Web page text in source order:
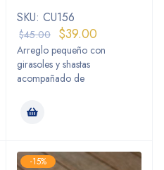
SKU: CU156
$45.00 $39.00
Arreglo pequeño con
girasoles y shastas
acompañado de
-15%